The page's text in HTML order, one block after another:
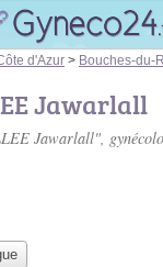
d'Azur > Bouches-du-
Jawarlall
Jawarlall",